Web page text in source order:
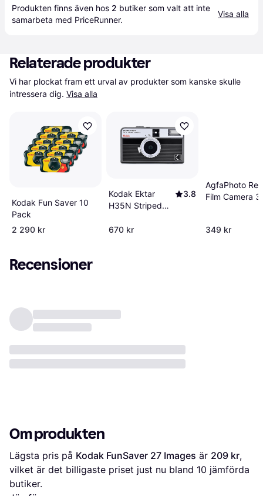
Produkten finns även hos 2 butiker som valt att inte
samarbeta med PriceRunner.
Visa alla
Relaterade produkter
Vi har plockat fram ett urval av produkter som kanske skulle
intressera dig. Visa alla
Kodak Fun Saver 10
Pack
2 290 kr
Kodak Ektar
H35N Striped
3.8
670 kr
AgfaPhoto
Film Camera
349 kr
Recensioner
Om produkten
Lägsta pris på Kodak FunSaver 27 Images är 209 kr,
vilket är det billigaste priset just nu bland 10 jämförda
butiker.